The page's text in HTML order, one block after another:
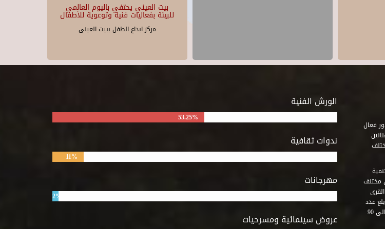
بيت العيني يحتفي باليوم العالمي
للبيئة بفعاليات فنية وتوعوية للأطفال
مركز ابداع الطفل ببيت العينى
الورش الفنية
53.25%
ندوات ثقافية
11%
مهرجانات
2%
عروض سينمائية ومسرحيات
إنشائه عام 1989 أن يقوم بدور فعال
مختلف
عدد
المكتبات التى أنشأها الصندوق فى أماكن لم يكن من المتصور إقامة مثل هذه المكتبات بها حوالى 90